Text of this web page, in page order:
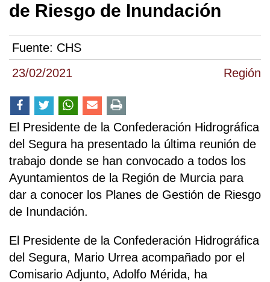
23/02/2021 Región
de Riesgo de Inundación
Fuente: CHS
El Presidente de la Confederación Hidrográfica
del Segura ha presentado la última reunión de
trabajo donde se han convocado a todos los
Ayuntamientos de la Región de Murcia para
dar a conocer los Planes de Gestión de Riesgo
de Inundación.
El Presidente de la Confederación Hidrográfica
del Segura, Mario Urrea acompañado por el
Comisario Adjunto, Adolfo Mérida, ha